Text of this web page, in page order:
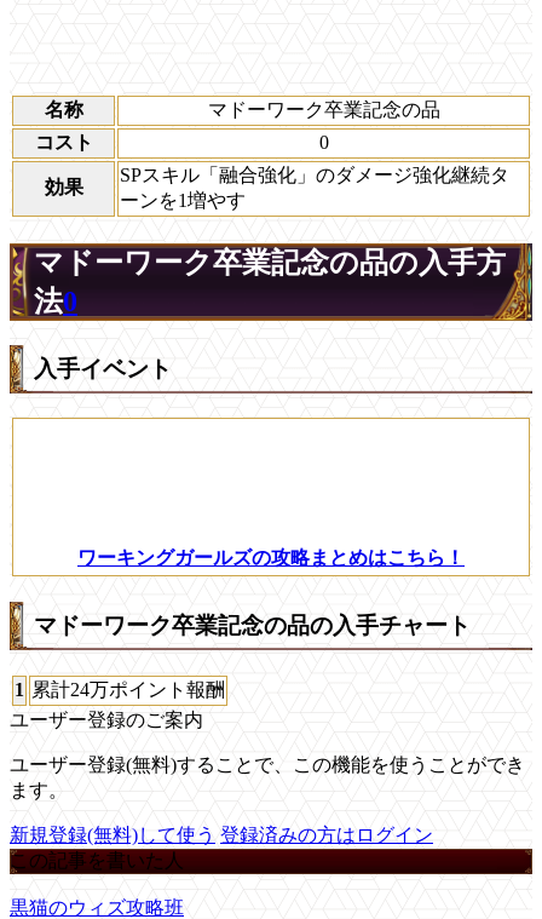
名称
マドーワーク卒業記念の品
コスト
0
効果
SPスキル「融合強化」のダメージ強化継続タ
ーンを1増やす
マドーワーク卒業記念の品の入手方
法0
入手イベント
ワーキングガールズの攻略まとめはこちら！
マドーワーク卒業記念の品の入手チャート
1 累計24万ポイント報酬
ユーザー登録のご案内
ユーザー登録(無料)することで、この機能を使うことができ
ます。
新規登録(無料)して使う 登録済みの方はログイン
この記事を書いた人
黒猫のウィズ攻略班